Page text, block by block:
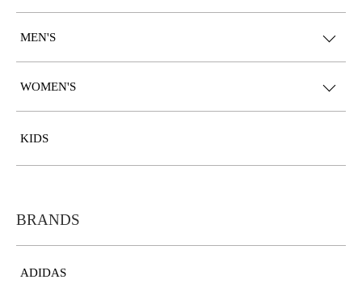
MEN'S
WOMEN'S
KIDS
BRANDS
ADIDAS